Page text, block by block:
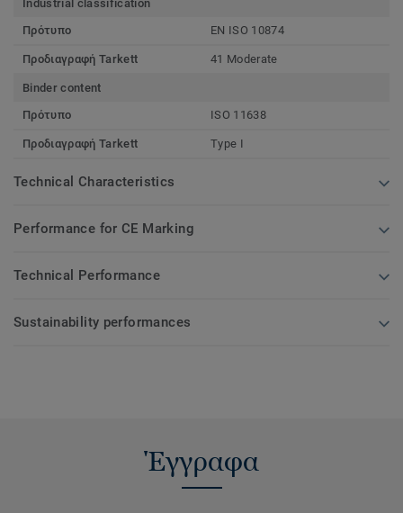
Industrial classification
Πρότυπο
EN ISO 10874
Προδιαγραφή Tarkett 41 Moderate
Binder content
Πρότυπο
ISO 11638
Προδιαγραφή Tarkett Type I
Technical Characteristics
Performance for CE Marking
Technical Performance
Sustainability performances
Έγγραφα